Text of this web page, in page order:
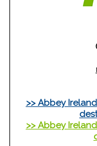
>> Abbey
>> Abbey